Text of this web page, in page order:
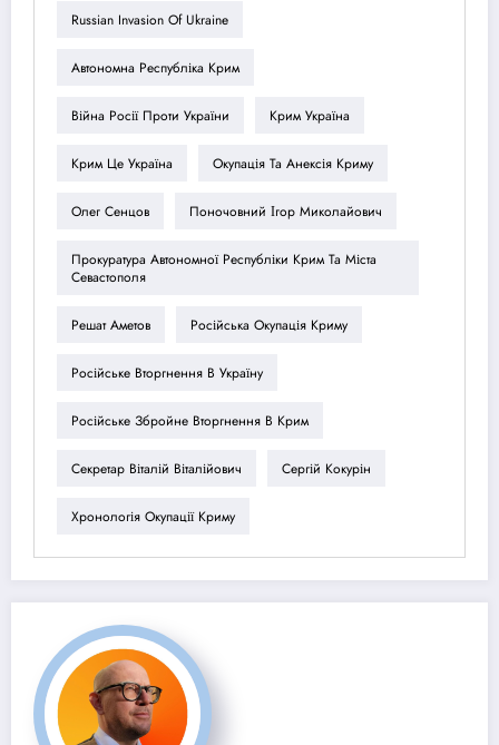
Russian Invasion Of Ukraine
Автономна Республіка Крим
Війна Росії Проти України Крим Україна
Крим Це Україна Окупація Та Анексія Криму
Олег Сенцов Поночовний Ігор Миколайович
Прокуратура Автономної Республіки Крим Та Міста
Севастополя
Решат Аметов Російська Окупація Криму
Російське Вторгнення В Україну
Російське Збройне Вторгнення В Крим
Секретар Віталій Віталійович Сергій Кокурін
Хронологія Окупації Криму